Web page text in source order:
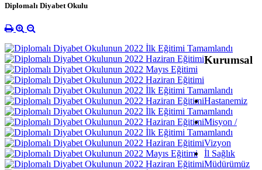
Diplomalı Diyabet Okulu
Kurumsal
Hastanemiz
Misyon /
Vizyon
İl Sağlık
Müdürümüz